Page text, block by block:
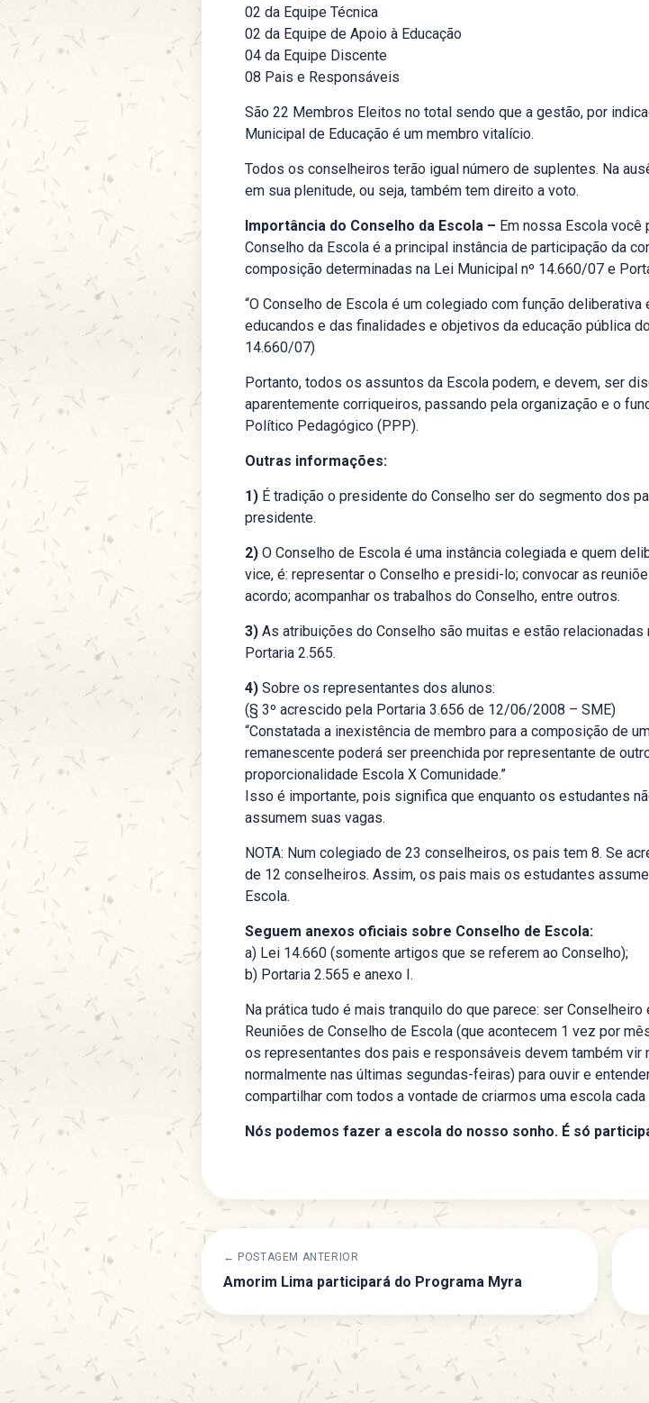
02 da Equipe Técnica
02 da Equipe de Apoio à Educação
04 da Equipe Discente
08 Pais e Responsáveis
São 22 Membros Eleitos no total sendo que a gestão, por
Municipal de Educação é um membro vitalício.
Todos os conselheiros terão igual número de suplentes. Na
em sua plenitude, ou seja, também tem direito a voto.
Importância do Conselho da Escola – Em nossa Escola você
Conselho da Escola é a principal instância de participação da
composição determinadas na Lei Municipal nº 14.660/07 e
“O Conselho de Escola é um colegiado com função
educandos e das finalidades e objetivos da educação pública
14.660/07)
Portanto, todos os assuntos da Escola podem, e devem, ser
aparentemente corriqueiros, passando pela organização e o
Político Pedagógico (PPP).
Outras informações:
1) É tradição o presidente do Conselho ser do segmento dos
presidente.
2) O Conselho de Escola é uma instância colegiada e quem
vice, é: representar o Conselho e presidi-lo; convocar as
acordo; acompanhar os trabalhos do Conselho, entre outros.
3) As atribuições do Conselho são muitas e estão
Portaria 2.565.
4) Sobre os representantes dos alunos:
(§ 3º acrescido pela Portaria 3.656 de 12/06/2008 – SME)
“Constatada a inexistência de membro para a composição de
remanescente poderá ser preenchida por representante de
proporcionalidade Escola X Comunidade.”
Isso é importante, pois significa que enquanto os estudantes
assumem suas vagas.
NOTA: Num colegiado de 23 conselheiros, os pais tem 8. Se
de 12 conselheiros. Assim, os pais mais os estudantes
Escola.
Seguem anexos oficiais sobre Conselho de Escola:
a) Lei 14.660 (somente artigos que se referem ao Conselho);
b) Portaria 2.565 e anexo I.
Na prática tudo é mais tranquilo do que parece: ser
Reuniões de Conselho de Escola (que acontecem 1 vez por
os representantes dos pais e responsáveis devem também
normalmente nas últimas segundas-feiras) para ouvir e
compartilhar com todos a vontade de criarmos uma escola
Nós podemos fazer a escola do nosso sonho. É só
← POSTAGEM ANTERIOR
Amorim Lima participará do Programa Myra